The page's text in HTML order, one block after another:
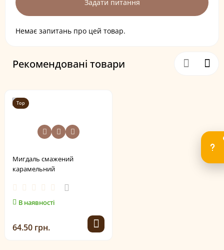
Задати питання
Немає запитань про цей товар.
Рекомендовані товари
Top
Мигдаль смажений
карамельний
В наявності
64.50 грн.